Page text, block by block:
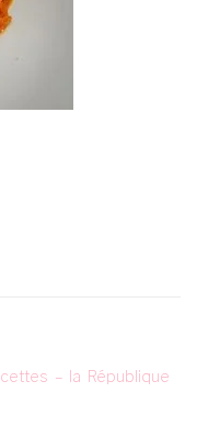
– la République